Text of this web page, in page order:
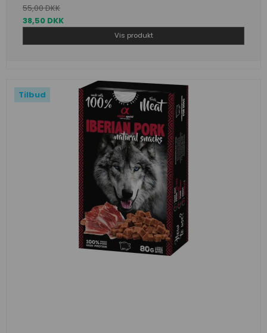
55,00 DKK
38,50 DKK
Vis produkt
Tilbud